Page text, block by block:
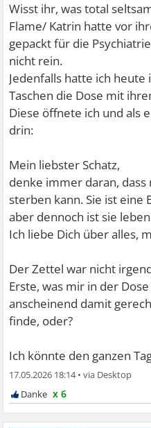
Wisst ihr, was total
Flame/ Katrin hatte vor
gepackt für die
nicht rein.
Jedenfalls hatte ich heute
Taschen die Dose mit
Diese öffnete ich und als
drin:
Mein liebster Schatz,
denke immer daran,
sterben kann. Sie ist eine
aber dennoch ist sie
Ich liebe Dich über alles,
Der Zettel war nicht
Erste, was mir in der
anscheinend damit
finde, oder?
Ich könnte den ganzen
17.05.2026 18:14•
x 6